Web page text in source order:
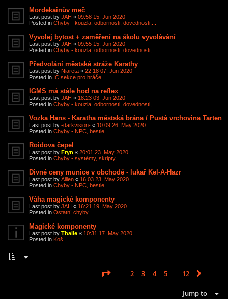
Mordekainův meč
Last post by JAH « 09:58 15. Jun 2020
Posted in Chyby - kouzla, odbornosti, dovednosti,...
Vyvolej bytost + zaměření na školu vyvolávání
Last post by JAH « 09:55 15. Jun 2020
Posted in Chyby - kouzla, odbornosti, dovednosti,...
Předvolání městské stráže Karathy
Last post by Niareta « 22:18 07. Jun 2020
Posted in IC sekce pro hráče
IGMS má stále hod na reflex
Last post by JAH « 18:23 03. Jun 2020
Posted in Chyby - kouzla, odbornosti, dovednosti,...
Vozka Hans - Karatha městská brána / Pustá vrchovina Tarten
Last post by -darkvision- « 10:09 26. May 2020
Posted in Chyby - NPC, bestie
Roidova čepel
Last post by Fryn « 20:01 23. May 2020
Posted in Chyby - systémy, skripty,...
Divné ceny munice v obchodě - lukař Kel-A-Hazr
Last post by Aillen « 16:03 23. May 2020
Posted in Chyby - NPC, bestie
Váha magické komponenty
Last post by JAH « 16:21 19. May 2020
Posted in Ostatní chyby
Magické komponenty
Last post by Thalie « 10:31 17. May 2020
Posted in Koš
Page 1of 12
2 3 4 5 12
Jump to